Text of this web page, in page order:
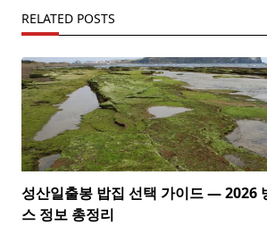
RELATED POSTS
성산일출봉 밥집 선택 가이드 — 2026
스 정보 총정리